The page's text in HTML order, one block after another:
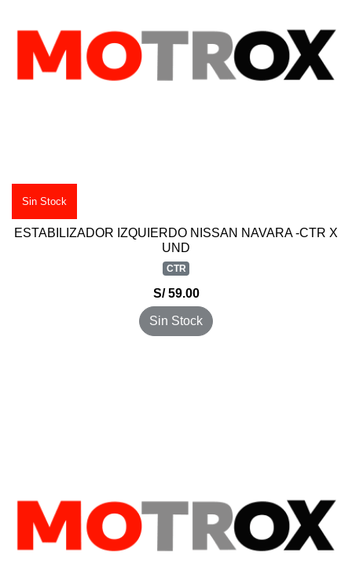
Sin Stock
ESTABILIZADOR IZQUIERDO NISSAN NAVARA -CTR X
UND
CTR
S/ 59.00
Sin Stock